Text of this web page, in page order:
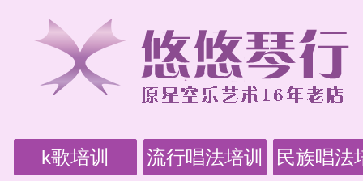
k歌培训 流行唱法培训 民族唱法